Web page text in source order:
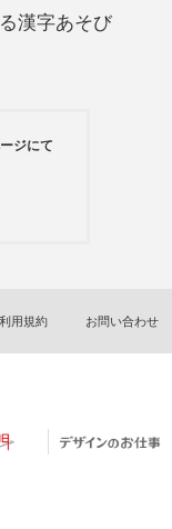
漢字あそび
ジにて
利用規約 お問い合わせ